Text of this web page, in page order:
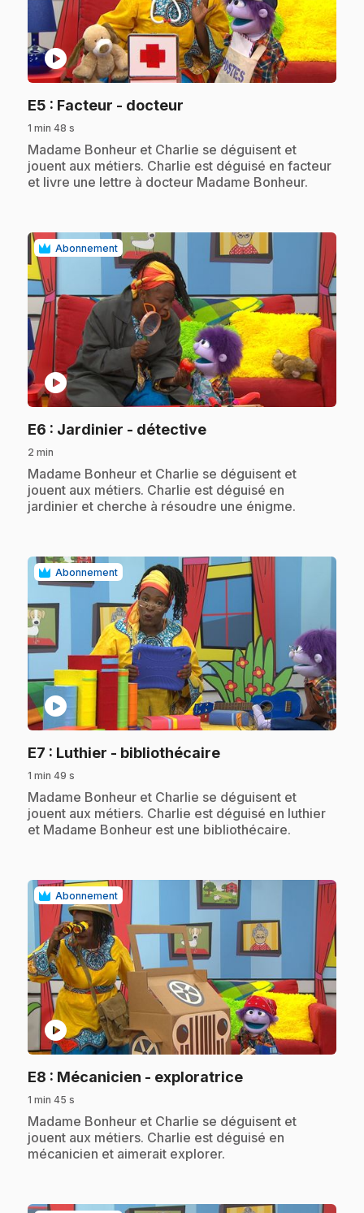
play_circle
E5 : Facteur - docteur
1 min 48 s
.Madame Bonheur et Charlie se déguisent et
jouent aux métiers. Charlie est déguisé en facteur
et livre une lettre à docteur Madame Bonheur.
Abonnement
play_circle
E6 : Jardinier - détective.
2 min
.Madame Bonheur et Charlie se déguisent et
jouent aux métiers. Charlie est déguisé en
jardinier et cherche à résoudre une énigme.
Abonnement
play_circle
E7 : Luthier - bibliothécaire.
1 min 49 s
.Madame Bonheur et Charlie se déguisent et
jouent aux métiers. Charlie est déguisé en luthier
et Madame Bonheur est une bibliothécaire.
Abonnement
play_circle
E8 : Mécanicien - exploratrice.
1 min 45 s
.Madame Bonheur et Charlie se déguisent et
jouent aux métiers. Charlie est déguisé en
mécanicien et aimerait explorer.